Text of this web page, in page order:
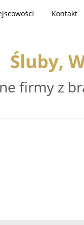
Kontakt
Śluby,
firmy z